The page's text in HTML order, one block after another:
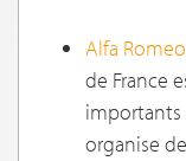
Alfa
de France
importants
organise